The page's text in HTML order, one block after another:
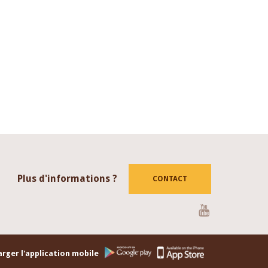
Plus d'informations ? CONTACT
l'application mobile